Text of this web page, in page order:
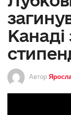
Канаді
Автор